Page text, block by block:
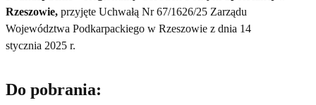
Rzeszowie, przyjęte Uchwałą Nr 67/1626/25 Zarządu
Województwa Podkarpackiego w Rzeszowie z dnia 14
stycznia 2025 r.
Do pobrania: